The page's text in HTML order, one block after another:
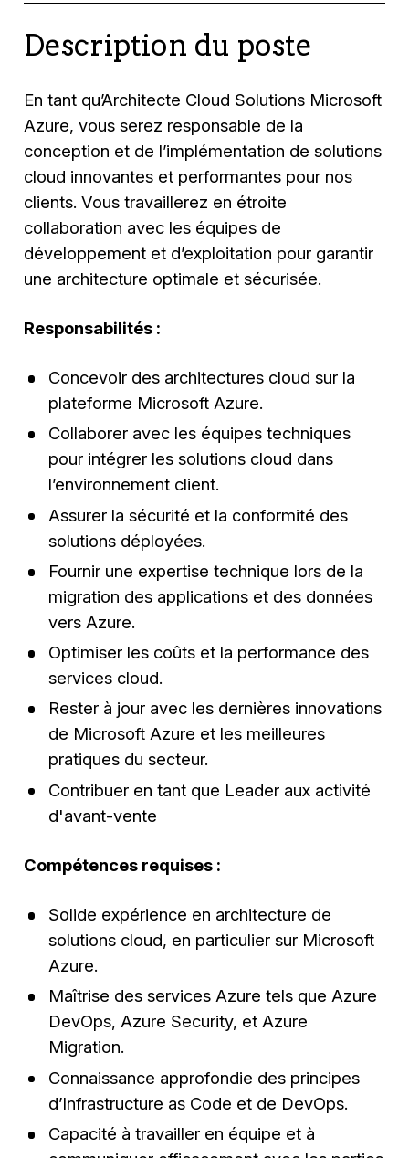
Description du poste
En tant qu’Architecte Cloud Solutions Microsoft
Azure, vous serez responsable de la
conception et de l’implémentation de solutions
cloud innovantes et performantes pour nos
clients. Vous travaillerez en étroite
collaboration avec les équipes de
développement et d’exploitation pour garantir
une architecture optimale et sécurisée.
Responsabilités :
Concevoir des architectures cloud sur la
plateforme Microsoft Azure.
Collaborer avec les équipes techniques
pour intégrer les solutions cloud dans
l’environnement client.
Assurer la sécurité et la conformité des
solutions déployées.
Fournir une expertise technique lors de la
migration des applications et des données
vers Azure.
Optimiser les coûts et la performance des
services cloud.
Rester à jour avec les dernières innovations
de Microsoft Azure et les meilleures
pratiques du secteur.
Contribuer en tant que Leader aux activité
d'avant-vente
Compétences requises :
Solide expérience en architecture de
solutions cloud, en particulier sur Microsoft
Azure.
Maîtrise des services Azure tels que Azure
DevOps, Azure Security, et Azure
Migration.
Connaissance approfondie des principes
d’Infrastructure as Code et de DevOps.
Capacité à travailler en équipe et à